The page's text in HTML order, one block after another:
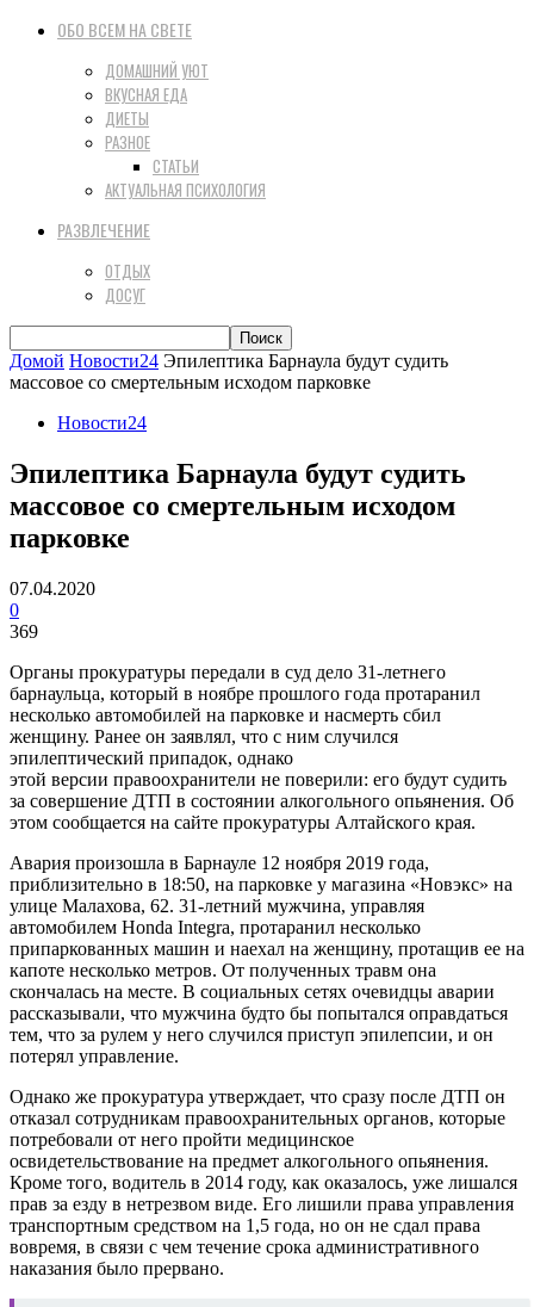
ОБО ВСЕМ НА СВЕТЕ
ДОМАШНИЙ УЮТ
ВКУСНАЯ ЕДА
ДИЕТЫ
РАЗНОЕ
СТАТЬИ
АКТУАЛЬНАЯ ПСИХОЛОГИЯ
РАЗВЛЕЧЕНИЕ
ОТДЫХ
ДОСУГ
Домой Новости24 Эпилептика Барнаула будут судить
массовое со смертельным исходом парковке
Новости24
Эпилептика Барнаула будут судить
массовое со смертельным исходом
парковке
07.04.2020
0
369
Органы прокуратуры передали в суд дело 31-летнего
барнаульца, который в ноябре прошлого года протаранил
несколько автомобилей на парковке и насмерть сбил
женщину. Ранее он заявлял, что с ним случился
эпилептический припадок, однако
этой версии правоохранители не поверили: его будут судить
за совершение ДТП в состоянии алкогольного опьянения. Об
этом сообщается на сайте прокуратуры Алтайского края.
Авария произошла в Барнауле 12 ноября 2019 года,
приблизительно в 18:50, на парковке у магазина «Новэкс» на
улице Малахова, 62. 31-летний мужчина, управляя
автомобилем Honda Integra, протаранил несколько
припаркованных машин и наехал на женщину, протащив ее на
капоте несколько метров. От полученных травм она
скончалась на месте. В социальных сетях очевидцы аварии
рассказывали, что мужчина будто бы попытался оправдаться
тем, что за рулем у него случился приступ эпилепсии, и он
потерял управление.
Однако же прокуратура утверждает, что сразу после ДТП он
отказал сотрудникам правоохранительных органов, которые
потребовали от него пройти медицинское
освидетельствование на предмет алкогольного опьянения.
Кроме того, водитель в 2014 году, как оказалось, уже лишался
прав за езду в нетрезвом виде. Его лишили права управления
транспортным средством на 1,5 года, но он не сдал права
вовремя, в связи с чем течение срока административного
наказания было прервано.